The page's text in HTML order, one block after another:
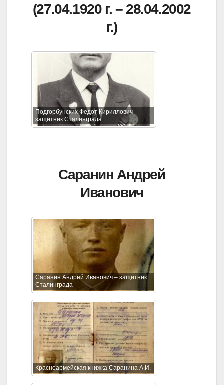
(27.04.1920 г. – 28.04.2002
г.)
Подгорбунских Федот Кириллович –
защитник Сталинграда
Саранин Андрей
Иванович
Саранин Андрей Иванович – защитник
Сталинграда
Красноармейская книжка Саранина А.И.